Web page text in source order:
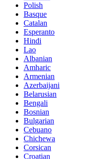
Polish
Basque
Catalan
Esperanto
Hindi
Lao
Albanian
Amharic
Armenian
Azerbaijani
Belarusian
Bengali
Bosnian
Bulgarian
Cebuano
Chichewa
Corsican
Croatian